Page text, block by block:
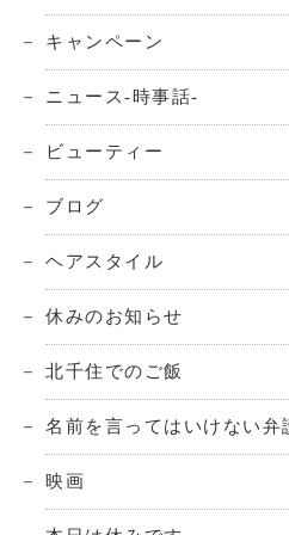
キャンペーン
ニュース-時事話-
ビューティー
ブログ
ヘアスタイル
休みのお知らせ
北千住でのご飯
名前を言ってはいけない弁
映画